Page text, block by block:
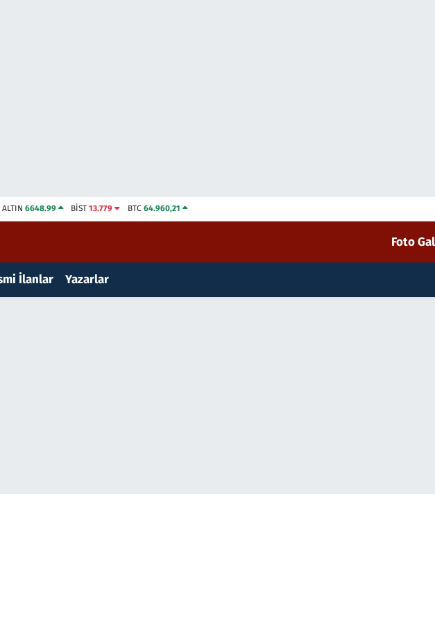
ALTIN 6648.99 BİST13.779 BTC 64.960,21
Foto
İlanlar Yazarlar